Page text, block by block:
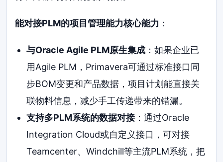
能对接PLM的项目管理能力核心能力 ：
与Oracle Agile PLM原生集成：如果企业已
用Agile PLM，Primavera可通过标准接口同
步BOM变更和产品数据，项目计划能直接关
联物料信息，减少手工传递带来的错漏。
支持多PLM系统的数据对接：通过Oracle
Integration Cloud或自定义接口，可对接
Teamcenter、Windchill等主流PLM系统，把